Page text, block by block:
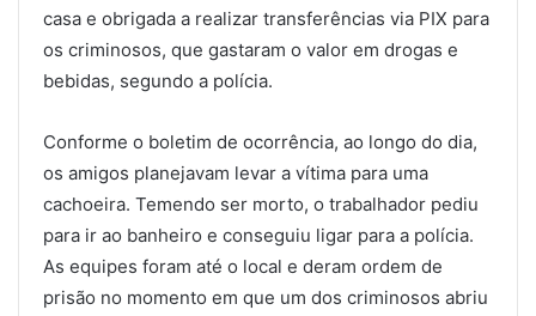
casa e obrigada a realizar transferências via PIX para
os criminosos, que gastaram o valor em drogas e
bebidas, segundo a polícia.
Conforme o boletim de ocorrência, ao longo do dia,
os amigos planejavam levar a vítima para uma
cachoeira. Temendo ser morto, o trabalhador pediu
para ir ao banheiro e conseguiu ligar para a polícia.
As equipes foram até o local e deram ordem de
prisão no momento em que um dos criminosos abriu